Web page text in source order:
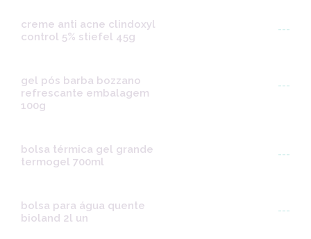
creme anti acne clindoxyl
control 5% stiefel 45g
---
gel pós barba bozzano
refrescante embalagem
100g
---
bolsa térmica gel grande
termogel 700ml
---
bolsa para água quente
bioland 2l un
---